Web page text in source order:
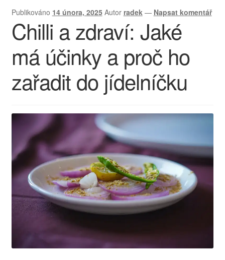
KQL cheatsheet
Zásady ochrany osobních údajů
Publikováno 14 února, 2025 Autor radek — Napsat komentář
Chilli a zdraví: Jaké
má účinky a proč ho
zařadit do jídelníčku